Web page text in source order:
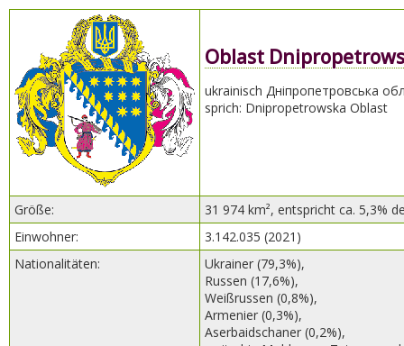
Oblast
ukrainisch Дніпропетровська
sprich: Dnipropetrowska Oblast
Größe:
31 974 km², entspricht ca. 5,3%
Einwohner:
3.142.035 (2021)
Nationalitäten:
Ukrainer (79,3%),
Russen (17,6%),
Weißrussen (0,8%),
Armenier (0,3%),
Aserbaidschaner (0,2%),